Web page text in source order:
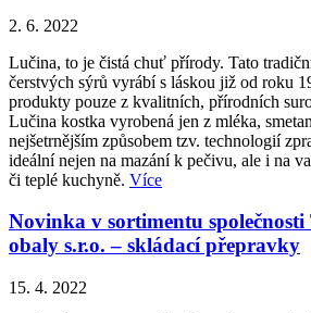
2. 6. 2022
Lučina, to je čistá chuť přírody. Tato
čerstvých sýrů vyrábí s láskou již od roku
produkty pouze z kvalitních, přírodních
Lučina kostka vyrobená jen z mléka,
nejšetrnějším způsobem tzv. technologií
ideální nejen na mazání k pečivu, ale i na
či teplé kuchyně. Více
Novinka v sortimentu společnosti
obaly s.r.o. – skládací přepravky
15. 4. 2022